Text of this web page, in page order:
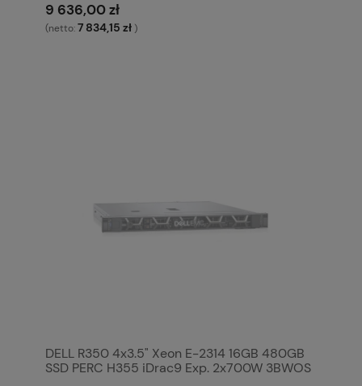
9 636,00 zł
(netto:7 834,15 zł )
DELL R350 4x3.5" Xeon E-2314 16GB 480GB
SSD PERC H355 iDrac9 Exp. 2x700W 3BWOS